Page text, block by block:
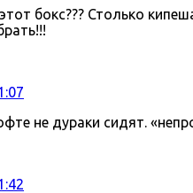
бокс??? Столько
не дураки сидят.